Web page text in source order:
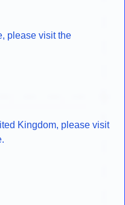
please visit the
Kingdom, please visit